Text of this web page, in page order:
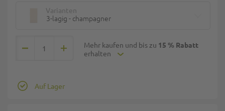
Varianten
3-lagig - champagner
Mehr kaufen und bis zu 15 % Rabatt
erhalten
Auf Lager